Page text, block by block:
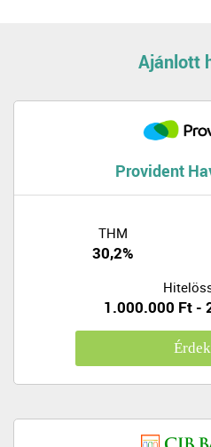
Ajánlott
Provident
THM
30,2%
1.000.000 Ft -